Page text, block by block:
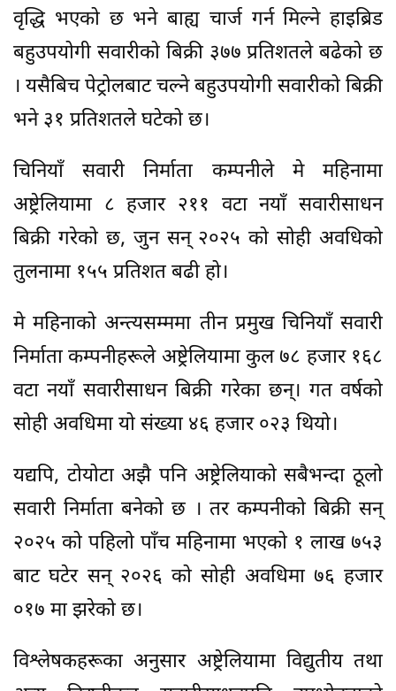
वृद्धि भएको छ भने बाह्य चार्ज गर्न मिल्ने हाइब्रिड
बहुउपयोगी सवारीको बिक्री ३७७ प्रतिशतले बढेको छ
। यसैबिच पेट्रोलबाट चल्ने बहुउपयोगी सवारीको बिक्री
भने ३१ प्रतिशतले घटेको छ।
चिनियाँ सवारी निर्माता कम्पनीले मे महिनामा
अष्ट्रेलियामा ८ हजार २११ वटा नयाँ सवारीसाधन
बिक्री गरेको छ, जुन सन् २०२५ को सोही अवधिको
तुलनामा १५५ प्रतिशत बढी हो।
मे महिनाको अन्त्यसम्ममा तीन प्रमुख चिनियाँ सवारी
निर्माता कम्पनीहरूले अष्ट्रेलियामा कुल ७८ हजार १६८
वटा नयाँ सवारीसाधन बिक्री गरेका छन्। गत वर्षको
सोही अवधिमा यो संख्या ४६ हजार ०२३ थियो।
यद्यपि, टोयोटा अझै पनि अष्ट्रेलियाको सबैभन्दा ठूलो
सवारी निर्माता बनेको छ । तर कम्पनीको बिक्री सन्
२०२५ को पहिलो पाँच महिनामा भएको १ लाख ७५३
बाट घटेर सन् २०२६ को सोही अवधिमा ७६ हजार
०१७ मा झरेको छ।
विश्लेषकहरूका अनुसार अष्ट्रेलियामा विद्युतीय तथा